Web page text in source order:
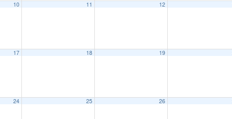
10 11 12
17 18 19
24 25 26